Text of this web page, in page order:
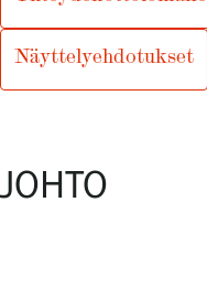
Verkkokauppa
Näyttelyehdotukset
JOHTO